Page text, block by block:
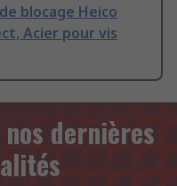
blocage Heico
Acier pour vis
dernières